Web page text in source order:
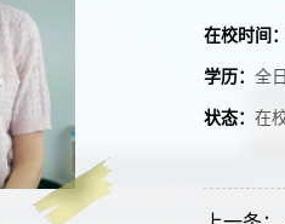
在校时间：
学历： 全
状态： 在